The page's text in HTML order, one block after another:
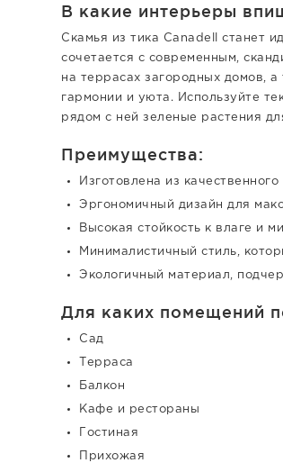
В какие интерьеры
Скамья из тика Canadell станет
сочетается с современным,
на террасах загородных домов,
гармонии и уюта. Используйте
рядом с ней зеленые растения
Преимущества:
Изготовлена из
Эргономичный дизайн для
Высокая стойкость к влаге и
Минималистичный стиль,
Экологичный материал,
Для каких помещений
Сад
Терраса
Балкон
Кафе и рестораны
Гостиная
Прихожая